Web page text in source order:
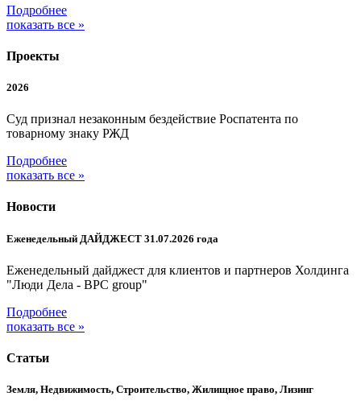
Подробнее
показать все »
Проекты
2026
Суд признал незаконным бездействие Роспатента по
товарному знаку РЖД
Подробнее
показать все »
Новости
Еженедельный ДАЙДЖЕСТ 31.07.2026 года
Еженедельный дайджест для клиентов и партнеров Холдинга
"Люди Дела - BPC group"
Подробнее
показать все »
Статьи
Земля, Недвижимость, Строительство, Жилищное право, Лизинг